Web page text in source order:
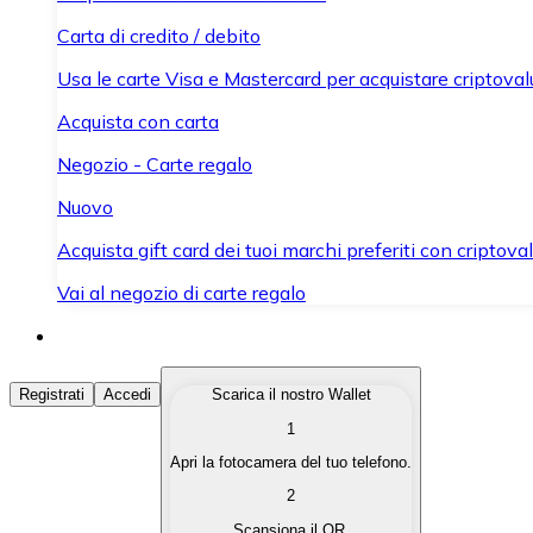
Carta di credito / debito
Usa le carte Visa e Mastercard per acquistare
Acquista con carta
Negozio - Carte regalo
Nuovo
Acquista gift card dei tuoi marchi preferiti con
Vai al negozio di carte regalo
Acquista Criptovalute
Acquista le criptovalute che ti interessano in modo
Converti le tue criptovalute in valuta fiat quando ne hai
Registrati Accedi
Scarica il nostro Wallet
1
Apri la fotocamera del tuo telefono.
2